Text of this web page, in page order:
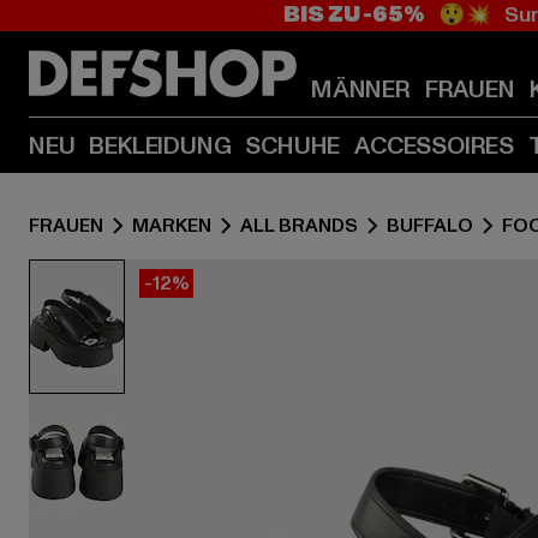
BIS ZU -65% 😲💥
MÄNNER FRAUEN
NEU BEKLEIDUNG SCHUHE ACCESSOIRES
FRAUEN MARKEN ALL BRANDS BUFFALO
-12%